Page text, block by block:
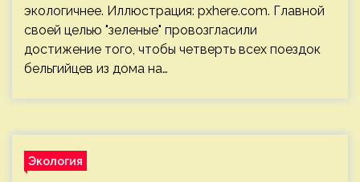
экологичнее. Иллюстрация: pxhere.com. Главной
своей целью "зеленые" провозгласили
достижение того, чтобы четверть всех поездок
бельгийцев из дома на…
Экология